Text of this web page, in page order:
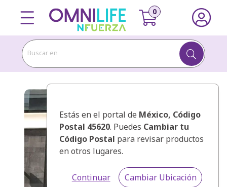
Buscar en
Estás en el portal de México, Código
Postal 45620. Puedes Cambiar tu
Código Postal para revisar productos
en otros lugares.
Continuar Cambiar Ubicación